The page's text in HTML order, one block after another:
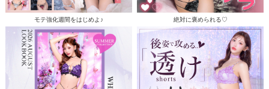
モテ強化週間をはじめよ♪ 絶対に褒められる♡